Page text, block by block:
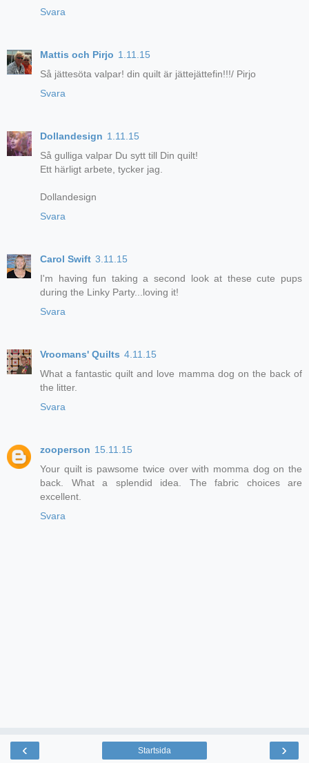
Svara
Mattis och Pirjo 1.11.15
Så jättesöta valpar! din quilt är jättejättefin!!!/ Pirjo
Svara
Dollandesign 1.11.15
Så gulliga valpar Du sytt till Din quilt!
Ett härligt arbete, tycker jag.
Dollandesign
Svara
Carol Swift 3.11.15
I'm having fun taking a second look at these cute pups
during the Linky Party...loving it!
Svara
Vroomans' Quilts 4.11.15
What a fantastic quilt and love mamma dog on the back of
the litter.
Svara
zooperson 15.11.15
Your quilt is pawsome twice over with momma dog on the
back. What a splendid idea. The fabric choices are
excellent.
Svara
‹ ›
Startsida